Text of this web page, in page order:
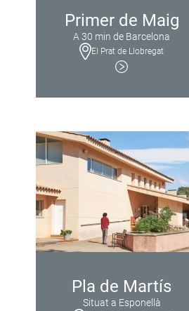
Primer de Maig
A 30 min de Barcelona
El Prat de Llobregat
Pla de Martís
Situat a Esponellà